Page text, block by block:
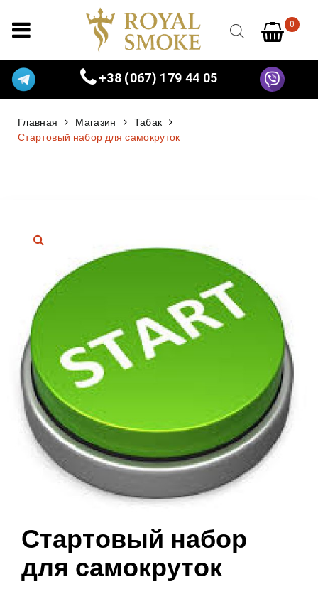
0
+38 (067) 179 44 05
Главная Магазин
Табак
Стартовый набор для самокруток
Стартовый набор
для самокруток